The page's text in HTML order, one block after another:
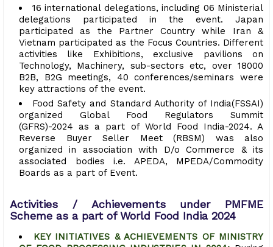
16 international delegations, including 06 Ministerial
delegations participated in the event. Japan
participated as the Partner Country while Iran &
Vietnam participated as the Focus Countries. Different
activities like Exhibitions, exclusive pavilions on
Technology, Machinery, sub-sectors etc, over 18000
B2B, B2G meetings, 40 conferences/seminars were
key attractions of the event.
Food Safety and Standard Authority of India(FSSAI)
organized Global Food Regulators Summit
(GFRS)-2024 as a part of World Food India-2024. A
Reverse Buyer Seller Meet (RBSM) was also
organized in association with D/o Commerce & its
associated bodies i.e. APEDA, MPEDA/Commodity
Boards as a part of Event.
Activities / Achievements under PMFME
Scheme as a part of World Food India 2024
KEY INITIATIVES & ACHIEVEMENTS OF MINISTRY